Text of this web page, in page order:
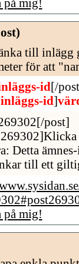
till inlägg
för att
id[/
inläggs-id]
post]
Detta
till ett
mig!